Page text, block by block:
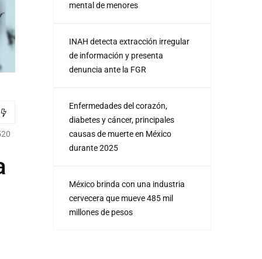
mental de menores
INAH detecta extracción irregular
de información y presenta
denuncia ante la FGR
Enfermedades del corazón,
diabetes y cáncer, principales
causas de muerte en México
durante 2025
México brinda con una industria
cervecera que mueve 485 mil
millones de pesos